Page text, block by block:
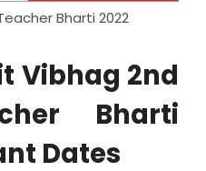
Bharti 2022
Vibhag 2nd
Bharti
Dates